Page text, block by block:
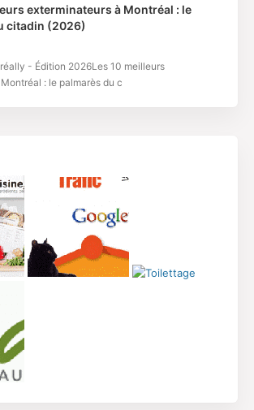
exterminateurs à Montréal : le
citadin (2026)
- Édition 2026Les 10 meilleurs
: le palmarès du c